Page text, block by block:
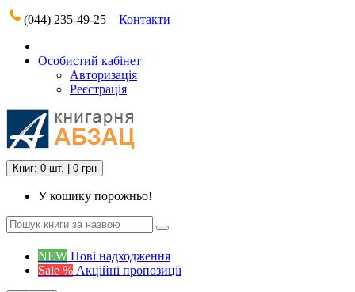
(044) 235-49-25 Контакти
Особистий кабінет
Авторизація
Реєстрація
Книг: 0 шт. | 0 грн
У кошику порожньо!
NEW Нові надходження
Sale % Акційні пропозиції